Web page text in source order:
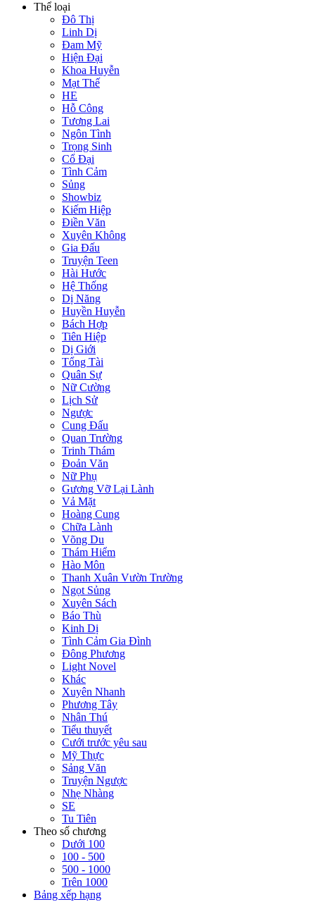
Thể loại
Đô Thị
Linh Dị
Đam Mỹ
Hiện Đại
Khoa Huyễn
Mạt Thế
HE
Hỗ Công
Tương Lai
Ngôn Tình
Trọng Sinh
Cổ Đại
Tình Cảm
Sủng
Showbiz
Kiếm Hiệp
Điền Văn
Xuyên Không
Gia Đấu
Truyện Teen
Hài Hước
Hệ Thống
Dị Năng
Huyền Huyễn
Bách Hợp
Tiên Hiệp
Dị Giới
Tổng Tài
Quân Sự
Nữ Cường
Lịch Sử
Ngược
Cung Đấu
Quan Trường
Trinh Thám
Đoản Văn
Nữ Phụ
Gương Vỡ Lại Lành
Vả Mặt
Hoàng Cung
Chữa Lành
Võng Du
Thám Hiểm
Hào Môn
Thanh Xuân Vườn Trường
Ngọt Sủng
Xuyên Sách
Báo Thù
Kinh Dị
Tình Cảm Gia Đình
Đông Phương
Light Novel
Khác
Xuyên Nhanh
Phương Tây
Nhân Thú
Tiểu thuyết
Cưới trước yêu sau
Mỹ Thực
Sảng Văn
Truyện Ngược
Nhẹ Nhàng
SE
Tu Tiên
Theo số chương
Dưới 100
100 - 500
500 - 1000
Trên 1000
Bảng xếp hạng